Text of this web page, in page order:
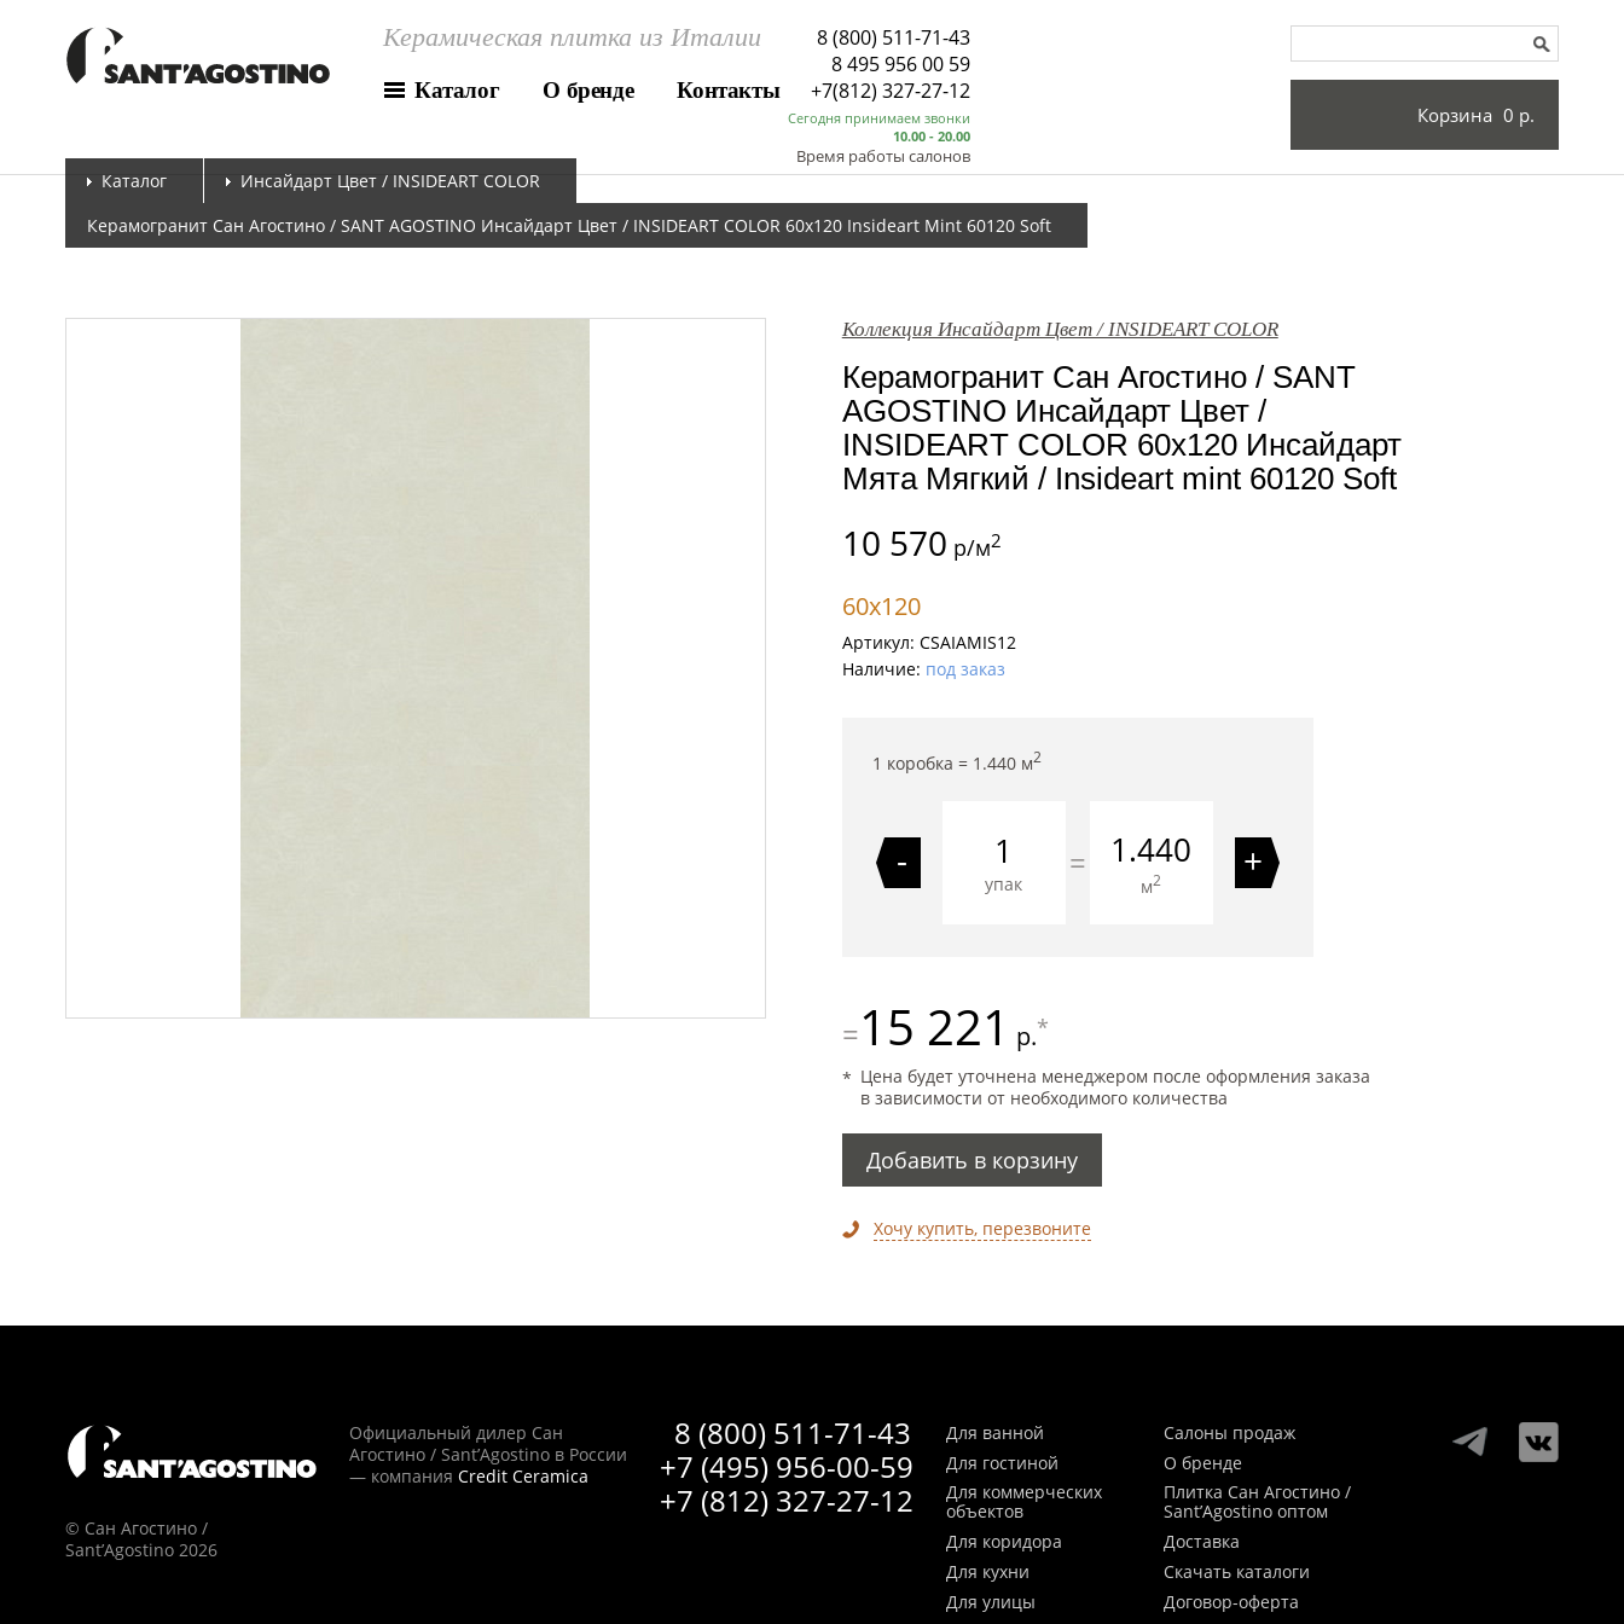
Керамическая плитка из Италии
Каталог О бренде Контакты
8 (800) 511-71-43
8 495 956 00 59
Сегодня принимаем звонки
10.00 - 20.00
Время работы салонов
+7(812) 327-27-12
Корзина 0 р.
Каталог
Инсайдарт Цвет / INSIDEART COLOR
Керамогранит Сан Агостино / SANT AGOSTINO Инсайдарт Цвет / INSIDEART COLOR 60x120 Insideart Mint 60120 Soft
Коллекция Инсайдарт Цвет / INSIDEART COLOR
Керамогранит Сан Агостино / SANT
AGOSTINO Инсайдарт Цвет /
INSIDEART COLOR 60x120 Инсайдарт
Мята Мягкий / Insideart mint 60120 Soft
10 570 р/м2
60x120
Артикул: CSAIAMIS12
Наличие: под заказ
1 коробка = 1.440м2
-
упак
= 1.440
м2 +
=15 221 р.*
Цена будет уточнена менеджером после оформления заказа
в зависимости от необходимого количества
Добавить в корзину
Хочу купить, перезвоните
© Сан Агостино /
Sant’Agostino 2026
8 (800) 511-71-43
+7 (495) 956-00-59
+7 (812) 327-27-12
Официальный дилер Сан
Агостино / Sant’Agostino в России
— компания Credit Ceramica
Для ванной
Для гостиной
Для коммерческих
объектов
Для коридора
Для кухни
Для улицы
Салоны продаж
О бренде
Плитка Сан Агостино /
Sant’Agostino оптом
Доставка
Скачать каталоги
Договор-оферта